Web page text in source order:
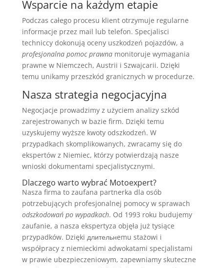
Wsparcie na każdym etapie
Podczas całego procesu klient otrzymuje regularne
informacje przez mail lub telefon. Specjalisci
techniccy dokonują oceny uszkodzeń pojazdów, a
profesjonalna pomoc prawnamonitoruje wymagania
prawne w Niemczech, Austrii i Szwajcarii. Dzięki
temu unikamy przeszkód granicznych w procedurze.
Nasza strategia negocjacyjna
Negocjacje prowadzimy z użyciem analizy szkód
zarejestrowanych w bazie firm. Dzięki temu
uzyskujemy wyższe kwoty odszkodzeń. W
przypadkach skomplikowanych, zwracamy się do
ekspertów z Niemiec, którzy potwierdzają nasze
wnioski dokumentami specjalistycznymi.
Dlaczego warto wybrać Motoexpert?
Nasza firma to zaufana partnerka dla osób
potrzebujących profesjonalnej pomocy w sprawach
odszkodowań po wypadkach. Od 1993 roku budujemy
zaufanie, a nasza ekspertyza objęła już tysiące
przypadków. Dzięki длительнemu stażowi i
współpracy z niemieckimi adwokatami specjalistami
w prawie ubezpieczeniowym, zapewniamy skuteczne